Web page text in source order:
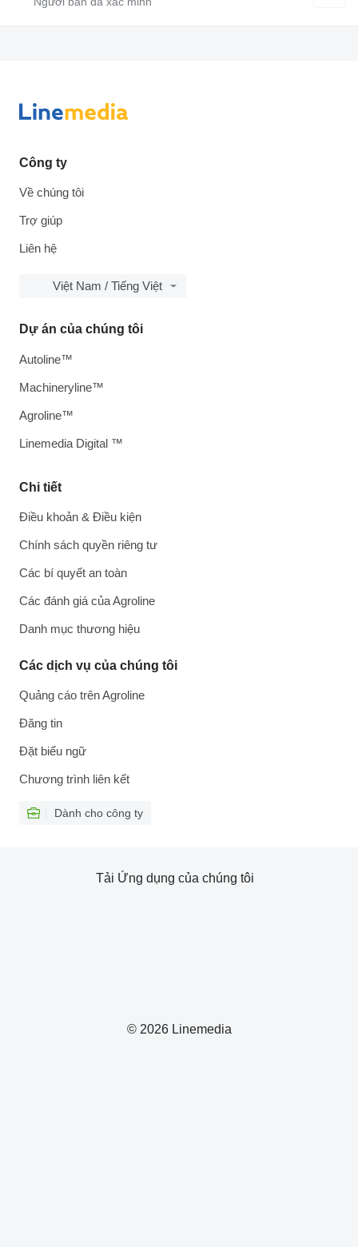
Công ty
Về chúng tôi
Trợ giúp
Liên hệ
Việt Nam / Tiếng Việt
Chi tiết
Điều khoản & Điều kiện
Chính sách quyền riêng tư
Các bí quyết an toàn
Các đánh giá của Agroline
Danh mục thương hiệu
Các dịch vụ của chúng tôi
Quảng cáo trên Agroline
Đăng tin
Đặt biểu ngữ
Chương trình liên kết
Dành cho công ty
Dự án của chúng tôi
Autoline™
Machineryline™
Agroline™
Linemedia Digital ™
© 2026 Linemedia
Tải Ứng dụng của chúng tôi